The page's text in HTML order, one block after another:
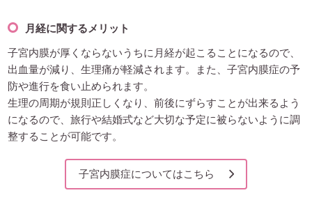
月経に関するメリット
子宮内膜が厚くならないうちに月経が起こることになるので、
出血量が減り、生理痛が軽減されます。また、子宮内膜症の予
防や進行を食い止められます。
生理の周期が規則正しくなり、前後にずらすことが出来るよう
になるので、旅行や結婚式など大切な予定に被らないように調
整することが可能です。
子宮内膜症についてはこちら